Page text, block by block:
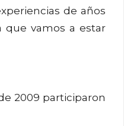
de años
que vamos a estar
2009 participaron